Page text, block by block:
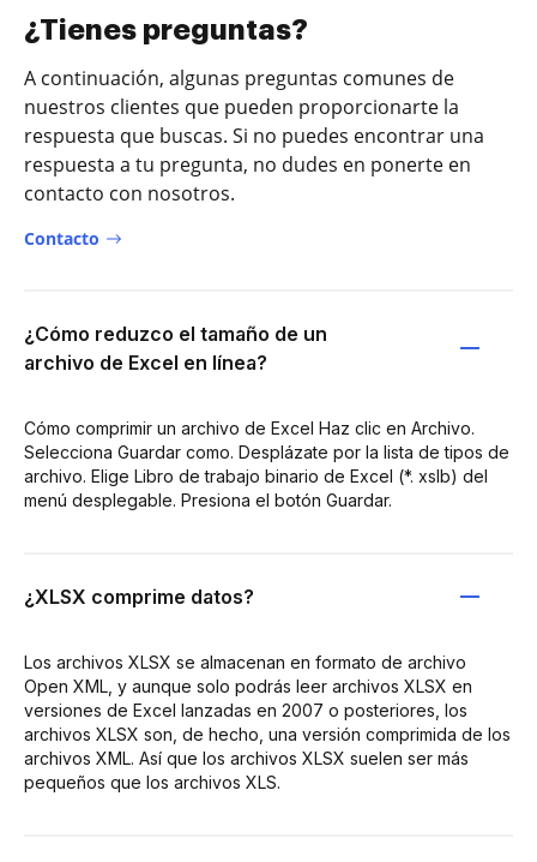
¿Tienes preguntas?
A continuación, algunas preguntas comunes de
nuestros clientes que pueden proporcionarte la
respuesta que buscas. Si no puedes encontrar una
respuesta a tu pregunta, no dudes en ponerte en
contacto con nosotros.
Contacto
¿Cómo reduzco el tamaño de un
archivo de Excel en línea?
Cómo comprimir un archivo de Excel Haz clic en Archivo.
Selecciona Guardar como. Desplázate por la lista de tipos de
archivo. Elige Libro de trabajo binario de Excel (*. xslb) del
menú desplegable. Presiona el botón Guardar.
¿XLSX comprime datos?
Los archivos XLSX se almacenan en formato de archivo
Open XML, y aunque solo podrás leer archivos XLSX en
versiones de Excel lanzadas en 2007 o posteriores, los
archivos XLSX son, de hecho, una versión comprimida de los
archivos XML. Así que los archivos XLSX suelen ser más
pequeños que los archivos XLS.